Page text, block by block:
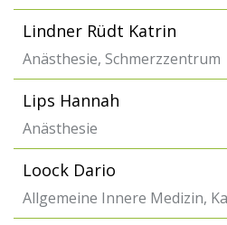
Lindner Rüdt Katrin
Anästhesie, Schmerzzentrum
Lips Hannah
Anästhesie
Loock Dario
Allgemeine Innere Medizin,